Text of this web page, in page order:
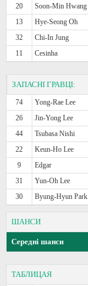
20
Soon-Min Hwang
13
Hye-Seong Oh
32
Chi-In Jung
11
Cesinha
ЗАПАСНІ ГРАВЦІ:
74 Yong-Rae Lee
26
Jin-Yong Lee
44
Tsubasa Nishi
22
Keun-Ho Lee
9
Edgar
31
Yun-Oh Lee
30
Byung-Hyun Park
ШАНСИ
Середні шанси
ТАБЛИЦАЯ